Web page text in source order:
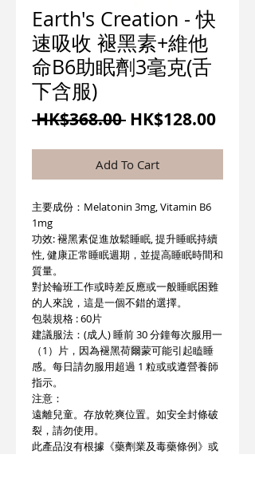
Earth's Creation - 快
速吸收 褪黑素+維他
命B6助眠劑3毫克(舌
下含服)
HK$368.00 一
價
格
HK$128.00促
格
Add To Cart
主要成份：Melatonin 3mg, Vitamin B6
1mg
功效: 褪黑素促進放鬆睡眠, 提升睡眠持續
性, 健康正常睡眠週期，並提高睡眠時間和
質量。
對於輪班工作或時差反應或一般睡眠困難
的人來說，這是一個不錯的選擇。
包裝規格 : 60片
建議服法：(成人) 睡前 30 分鐘每次服用一
（1）片，因為褪黑荷爾蒙可能引起瞌睡
感。每日請勿服用超過 1 粒或或遵營養師
指示。
注意：
遠離兒童。存放乾爽位置。如安全封條破
裂，請勿使用。
此產品沒有根據《藥劑業及毒藥條例》或